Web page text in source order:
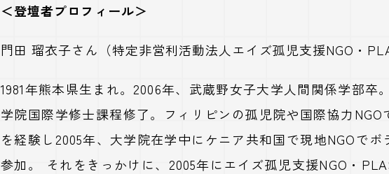
＜登壇者プロフィール＞
門田 瑠衣子さん（特定非営利活動法人エイズ孤児支援NGO ・
1981年熊本県生まれ。 2006年、武蔵野女子大学人間関係学部卒
学院国際学修士課程修了。フィリピンの孤児院や国際協力NGO
を経験し 2005年、大学院在学中にケニア共和国で現地NGOでボ
参加。 それをきっかけに、 2005年にエイズ孤児支援NGO ・